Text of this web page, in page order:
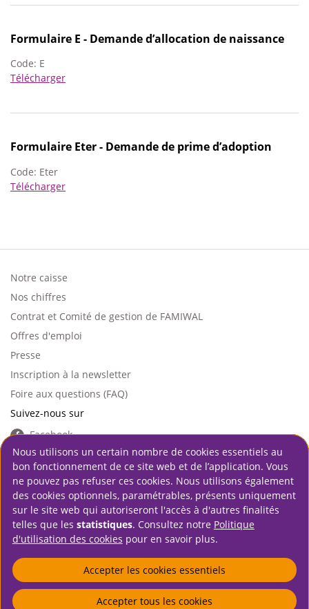
Nous utilisons un certain nombre de cookies essentiels au
bon fonctionnement de ce site web et de l’application. Vous
ne pouvez pas refuser ces cookies. Nous utilisons également
des cookies optionnels, paramétrables, présents uniquement
sur le site web qui autoriseront l'accès à d'autres finalités
telles que les statistiques. Consultez notre Politique
d'utilisation des cookies pour en savoir plus.
Accepter les cookies essentiels
Accepter tous les cookies
Formulaire E - Demande d’allocation de naissance
Code: E
Télécharger
Formulaire Eter - Demande de prime d’adoption
Code: Eter
Télécharger
Footer
left
Notre caisse
Nos chiffres
Contrat et Comité de gestion de FAMIWAL
Offres d'emploi
Presse
Inscription à la newsletter
Foire aux questions (FAQ)
Suivez-nous sur
Facebook
Instagram
Youtube
Menu
Pied
de
page
Clause de non-responsabilité
Conditions de réutilisation
Vie privée
Politique d'utilisation des cookies
Déclaration d'accessibilité